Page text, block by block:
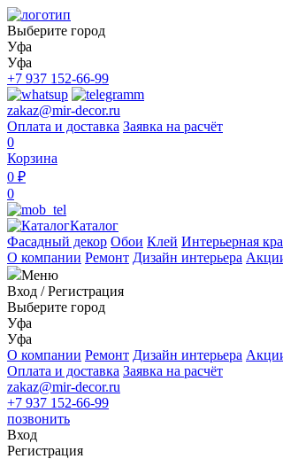
Выберите город
Уфа
Уфа
+7 937 152-66-99
zakaz@mir-decor.ru
Оплата и доставка Заявка на расчёт
0
Корзина
0 ₽
0
Каталог
Фасадный декор Обои Клей Интерьерная
О компании Ремонт Дизайн интерьера
Меню
Вход /Регистрация
Выберите город
Уфа
Уфа
О компании Ремонт Дизайн интерьера
Оплата и доставка Заявка на расчёт
zakaz@mir-decor.ru
+7 937 152-66-99
позвонить
Вход
Регистрация